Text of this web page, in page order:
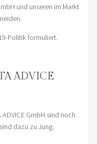
und unseren im Markt
Politik formuliert.
ADVICE
GmbH sind noch
dazu zu Jung.